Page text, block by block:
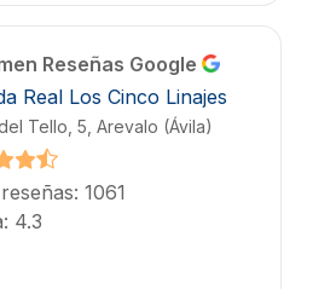
Reseñas Google
Real Los Cinco Linajes
Tello, 5, Arevalo (Ávila)
1061
4.3